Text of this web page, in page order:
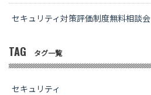
セキュリティ対策評価制度無料相談会
TAG タグ一覧
セキュリティ